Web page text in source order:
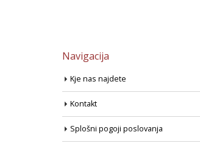
Navigacija
Kje nas najdete
Kontakt
Splošni pogoji poslovanja